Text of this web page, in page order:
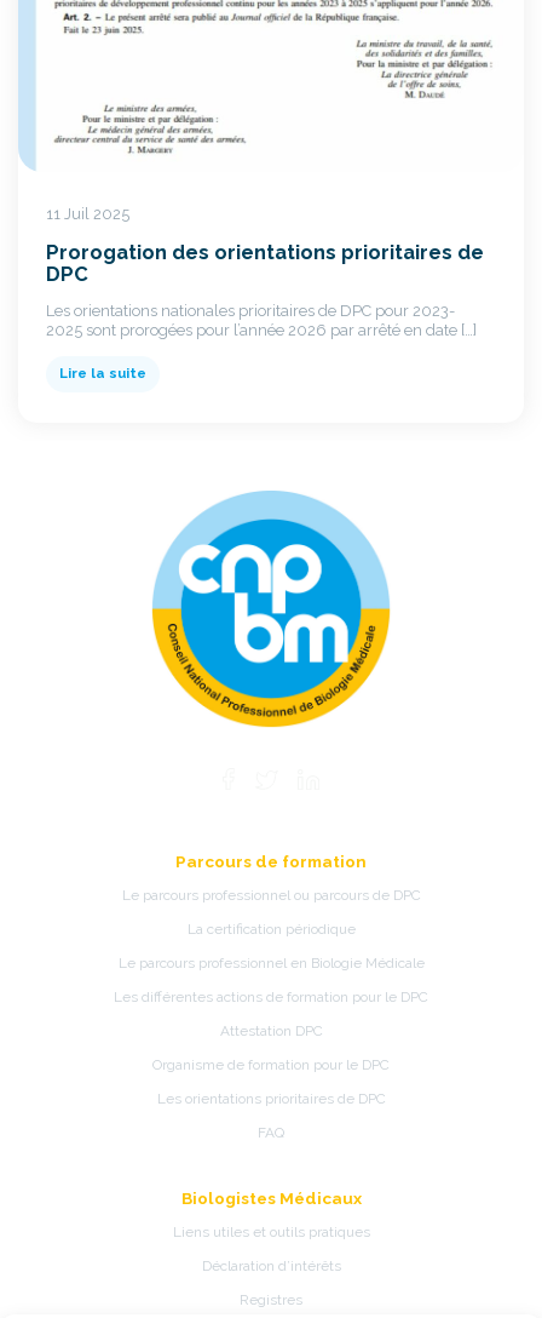
11 Juil 2025
Prorogation des orientations prioritaires de
DPC
Les orientations nationales prioritaires de DPC pour 2023-
2025 sont prorogées pour l’année 2026 par arrêté en date […]
Lire la suite
Parcours de formation
Le parcours professionnel ou parcours de DPC
La certification périodique
Le parcours professionnel en Biologie Médicale
Les différentes actions de formation pour le DPC
Attestation DPC
Organisme de formation pour le DPC
Les orientations prioritaires de DPC
FAQ
Biologistes Médicaux
Liens utiles et outils pratiques
Déclaration d’intérêts
Registres